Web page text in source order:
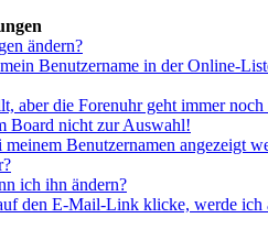
ändern?
Benutzername in der Online-
aber die Forenuhr geht immer noch
Board nicht zur Auswahl!
Benutzernamen angezeigt
ich ihn ändern?
den E-Mail-Link klicke, werde ich